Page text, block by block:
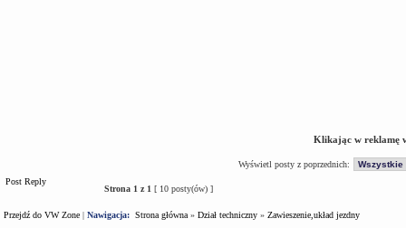
Klikając w reklamę
Wyświetl posty z poprzednich:
Post Reply
Strona 1 z 1 [ 10 posty(ów) ]
Przejdź do VW Zone | Nawigacja: Strona główna » Dział techniczny » Zawieszenie,układ jezdny